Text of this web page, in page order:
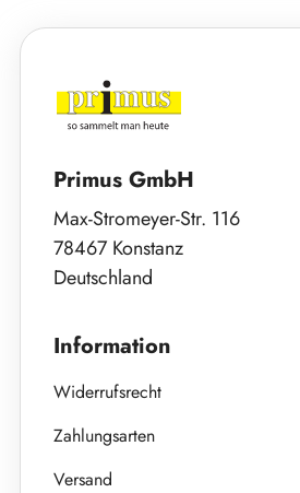
Primus GmbH
Max-Stromeyer-Str. 116
78467 Konstanz
Deutschland
Information
Widerrufsrecht
Zahlungsarten
Versand